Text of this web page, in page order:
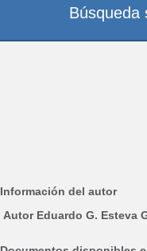
Información del autor
Autor Eduardo G. Esteva
Búsqueda